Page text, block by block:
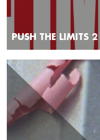
PUSH THE LIMITS 2